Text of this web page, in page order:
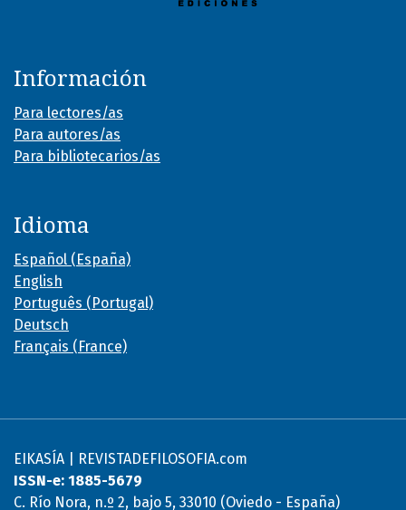
Información
Para lectores/as
Para autores/as
Para bibliotecarios/as
Idioma
Español (España)
English
Português (Portugal)
Deutsch
Français (France)
EIKASÍA | REVISTADEFILOSOFIA.com
ISSN-e: 1885-5679
C. Río Nora, n.º 2, bajo 5, 33010 (Oviedo - España)